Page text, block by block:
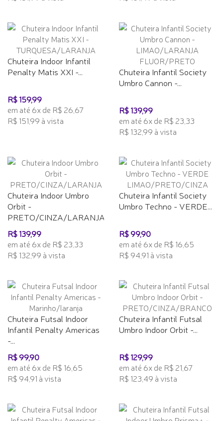
Chuteira Indoor Infantil
Penalty Matis XXI -...
R$ 159,99
em até 6x de R$ 26,67
R$ 151,99 à vista
Chuteira Infantil Society
Umbro Cannon -...
R$ 139,99
em até 6x de R$ 23,33
R$ 132,99 à vista
Chuteira Indoor Umbro
Orbit -
PRETO/CINZA/LARANJA
R$ 139,99
em até 6x de R$ 23,33
R$ 132,99 à vista
Chuteira Infantil Society
Umbro Techno - VERDE...
R$ 99,90
em até 6x de R$ 16,65
R$ 94,91 à vista
Chuteira Futsal Indoor
Infantil Penalty Americas
-...
R$ 99,90
em até 6x de R$ 16,65
R$ 94,91 à vista
Chuteira Infantil Futsal
Umbro Indoor Orbit -...
R$ 129,99
em até 6x de R$ 21,67
R$ 123,49 à vista